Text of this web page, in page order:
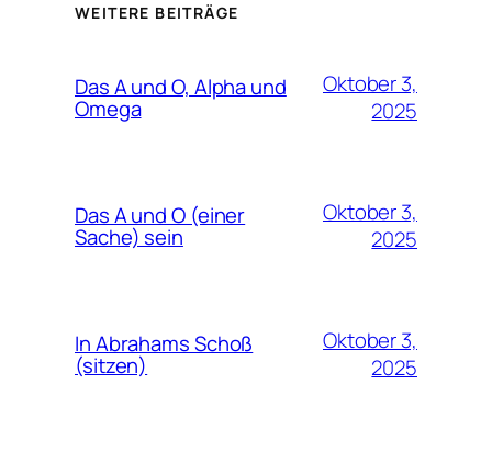
WEITERE BEITRÄGE
Das A und O, Alpha und
Omega
Oktober 3,
2025
Das A und O (einer
Sache) sein
Oktober 3,
2025
In Abrahams Schoß
(sitzen)
Oktober 3,
2025